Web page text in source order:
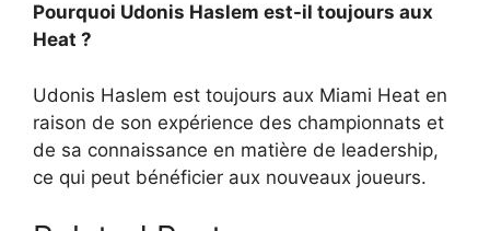
Pourquoi Udonis Haslem est-il toujours aux
Heat ?
Udonis Haslem est toujours aux Miami Heat en
raison de son expérience des championnats et
de sa connaissance en matière de leadership,
ce qui peut bénéficier aux nouveaux joueurs.